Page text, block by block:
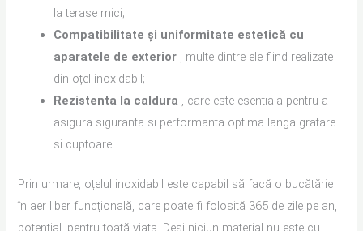
la terase mici;
Compatibilitate și uniformitate estetică cu
aparatele de exterior , multe dintre ele fiind realizate
din oțel inoxidabil;
Rezistenta la caldura , care este esentiala pentru a
asigura siguranta si performanta optima langa gratare
si cuptoare.
Prin urmare, oțelul inoxidabil este capabil să facă o bucătărie
în aer liber funcțională, care poate fi folosită 365 de zile pe an,
potențial, pentru toată viața. Deși niciun material nu este cu